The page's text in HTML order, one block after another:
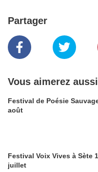
Partager
Vous aimerez aussi
Festival de Poésie
août
Festival Voix Vives à Sète
juillet